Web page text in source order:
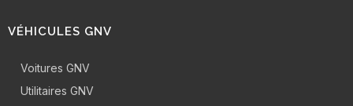
VÉHICULES GNV
Voitures GNV
Utilitaires GNV